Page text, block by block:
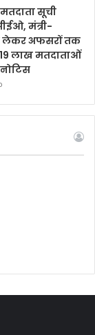
सूची
मंत्री-
लेकर अफसरों तक
लाख मतदाताओं